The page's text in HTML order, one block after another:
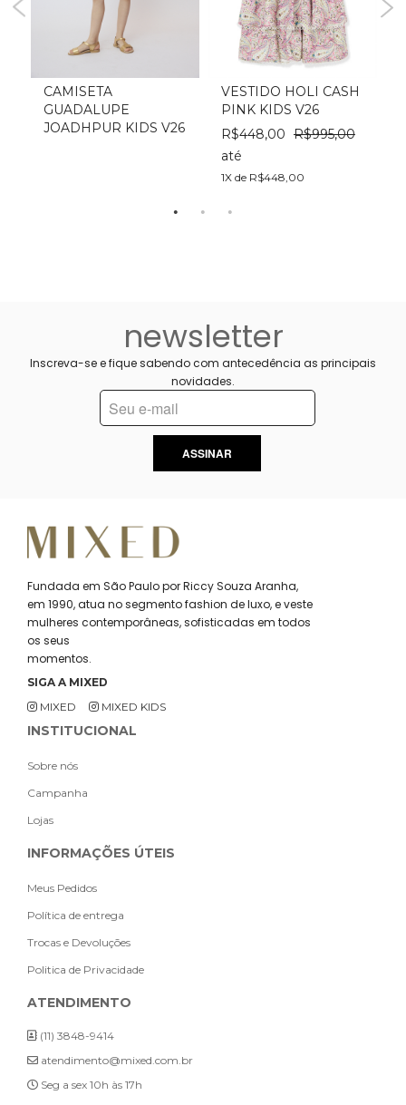
CAMISETA
GUADALUPE
JOADHPUR KIDS V26
VESTIDO HOLI CASH
PINK KIDS V26
R$448,00 R$995,00
até
1X de R$448,00
newsletter
Inscreva-se e fique sabendo com antecedência as principais
novidades.
ASSINAR
Fundada em São Paulo por Riccy Souza Aranha,
em 1990, atua no segmento fashion de luxo, e veste
mulheres contemporâneas, sofisticadas em todos
os seus
momentos.
SIGA A MIXED
MIXED
MIXED KIDS
INSTITUCIONAL
Sobre nós
Campanha
Lojas
INFORMAÇÕES ÚTEIS
Meus Pedidos
Política de entrega
Trocas e Devoluções
Politica de Privacidade
ATENDIMENTO
(11) 3848-9414
atendimento@mixed.com.br
Seg a sex 10h às 17h